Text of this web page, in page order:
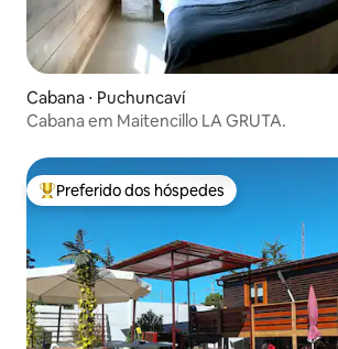
Cabana ⋅ Puchuncaví
Cabana em Maitencillo LA GRUTA.
Entre os melhores preferidos dos hóspedes
Preferido dos hóspedes